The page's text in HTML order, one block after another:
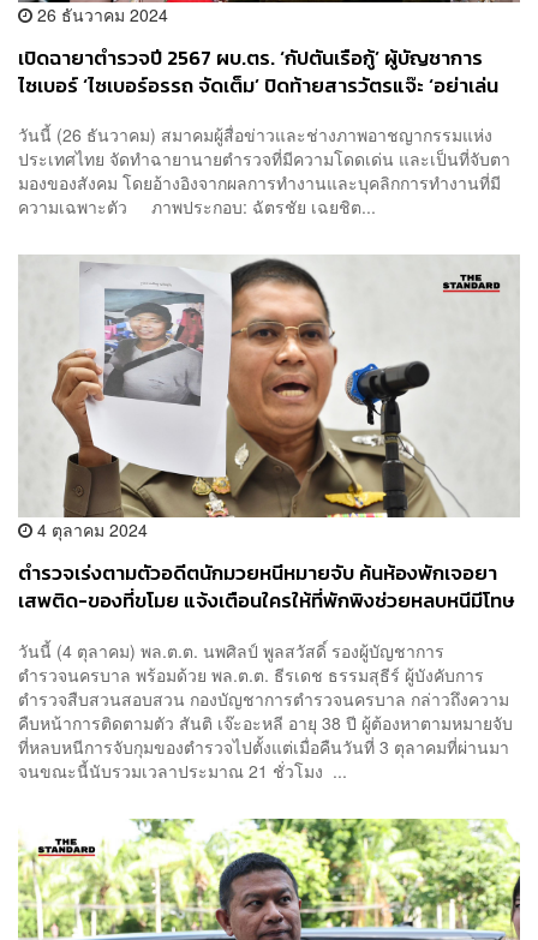
26 ธันวาคม 2024
เปิดฉายาตำรวจปี 2567 ผบ.ตร. ‘กัปตันเรือกู้’ ผู้บัญชาการ
ไซเบอร์ ‘ไซเบอร์อรรถ จัดเต็ม’ ปิดท้ายสารวัตรแจ๊ะ ‘อย่าเล่น
วันนี้ (26 ธันวาคม) สมาคมผู้สื่อข่าวและช่างภาพอาชญากรรมแห่ง
ประเทศไทย จัดทำฉายานายตำรวจที่มีความโดดเด่น และเป็นที่จับตา
มองของสังคม โดยอ้างอิงจากผลการทำงานและบุคลิกการทำงานที่มี
ความเฉพาะตัว ภาพประกอบ: ฉัตรชัย เฉยชิต...
4 ตุลาคม 2024
ตำรวจเร่งตามตัวอดีตนักมวยหนีหมายจับ ค้นห้องพักเจอยา
เสพติด-ของที่ขโมย แจ้งเตือนใครให้ที่พักพิงช่วยหลบหนีมีโทษ
วันนี้ (4 ตุลาคม) พล.ต.ต. นพศิลป์ พูลสวัสดิ์ รองผู้บัญชาการ
ตำรวจนครบาล พร้อมด้วย พล.ต.ต. ธีรเดช ธรรมสุธีร์ ผู้บังคับการ
ตำรวจสืบสวนสอบสวน กองบัญชาการตำรวจนครบาล กล่าวถึงความ
คืบหน้าการติดตามตัว สันติ เจ๊ะอะหลี อายุ 38 ปี ผู้ต้องหาตามหมายจับ
ที่หลบหนีการจับกุมของตำรวจไปตั้งแต่เมื่อคืนวันที่ 3 ตุลาคมที่ผ่านมา
จนขณะนี้นับรวมเวลาประมาณ 21 ชั่วโมง ...